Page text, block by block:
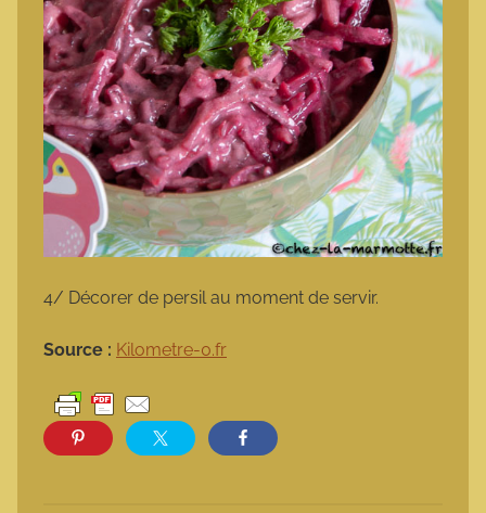
4/ Décorer de persil au moment de servir.
Source : Kilometre-0.fr